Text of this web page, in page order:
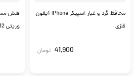
محافظ گرد و غبار اسپیکر IPhone آیفون
فلزی
41,900 تومان
وریتی 32 گیگ طرح پاتریک SOO-111